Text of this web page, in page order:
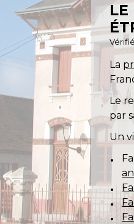
LE
La
Le
par
Un